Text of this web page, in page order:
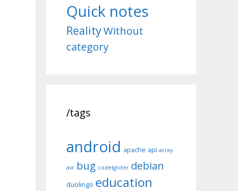
Quick notes
RealityWithout
category
/tags
android apache api array
avr bug codeIgniter debian
duolingo education